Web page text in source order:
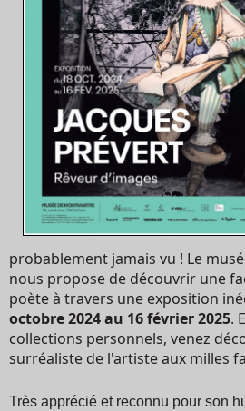
probablement jamais vu ! Le
nous propose de découvrir une
poète à travers une exposition
octobre 2024 au 16 février 2025.
collections personnels, venez
surréaliste de l'artiste aux milles
Très apprécié et reconnu pour son